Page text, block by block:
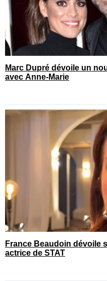
Marc Dupré dévoile un
avec Anne-Marie
France Beaudoin dévoile
actrice de STAT